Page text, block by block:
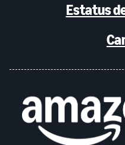
Estatus